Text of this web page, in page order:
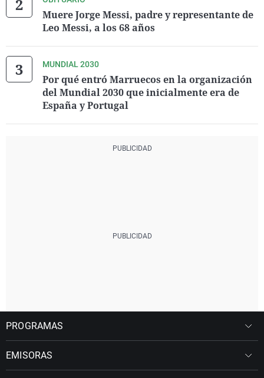
Muere Jorge Messi, padre y representante de
Leo Messi, a los 68 años
MUNDIAL 2030
Por qué entró Marruecos en la organización
del Mundial 2030 que inicialmente era de
España y Portugal
PROGRAMAS
EMISORAS